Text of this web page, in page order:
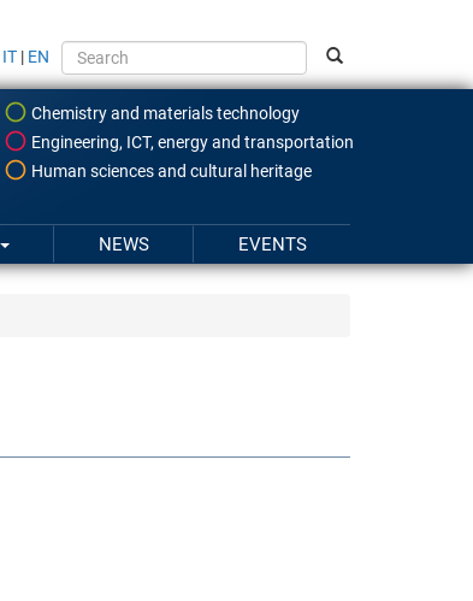
IT | EN
Chemistry and materials technology
Engineering, ICT, energy and transportation
Human sciences and cultural heritage
NEWS EVENTS